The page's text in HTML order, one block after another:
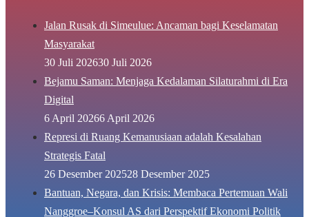
Jalan Rusak di Simeulue: Ancaman bagi Keselamatan
Masyarakat
30 Juli 202630 Juli 2026
Bejamu Saman: Menjaga Kedalaman Silaturahmi di Era
Digital
6 April 20266 April 2026
Represi di Ruang Kemanusiaan adalah Kesalahan
Strategis Fatal
26 Desember 202528 Desember 2025
Bantuan, Negara, dan Krisis: Membaca Pertemuan Wali
Nanggroe–Konsul AS dari Perspektif Ekonomi Politik